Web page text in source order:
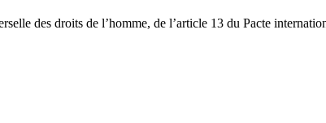
des droits de l’homme, de l’article 13 du Pacte